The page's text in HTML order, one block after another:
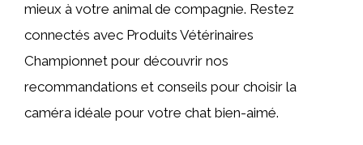
mieux à votre animal de compagnie. Restez
connectés avec Produits Vétérinaires
Championnet pour découvrir nos
recommandations et conseils pour choisir la
caméra idéale pour votre chat bien-aimé.